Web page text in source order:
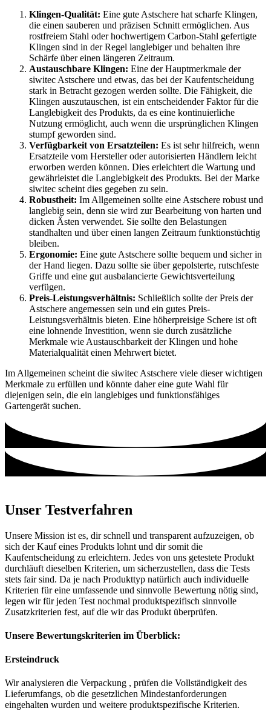
Klingen-Qualität: Eine gute Astschere hat scharfe Klingen,
die einen sauberen und präzisen Schnitt ermöglichen. Aus
rostfreiem Stahl oder hochwertigem Carbon-Stahl gefertigte
Klingen sind in der Regel langlebiger und behalten ihre
Schärfe über einen längeren Zeitraum.
Austauschbare Klingen: Eine der Hauptmerkmale der
siwitec Astschere und etwas, das bei der Kaufentscheidung
stark in Betracht gezogen werden sollte. Die Fähigkeit, die
Klingen auszutauschen, ist ein entscheidender Faktor für die
Langlebigkeit des Produkts, da es eine kontinuierliche
Nutzung ermöglicht, auch wenn die ursprünglichen Klingen
stumpf geworden sind.
Verfügbarkeit von Ersatzteilen: Es ist sehr hilfreich, wenn
Ersatzteile vom Hersteller oder autorisierten Händlern leicht
erworben werden können. Dies erleichtert die Wartung und
gewährleistet die Langlebigkeit des Produkts. Bei der Marke
siwitec scheint dies gegeben zu sein.
Robustheit: Im Allgemeinen sollte eine Astschere robust und
langlebig sein, denn sie wird zur Bearbeitung von harten und
dicken Ästen verwendet. Sie sollte den Belastungen
standhalten und über einen langen Zeitraum funktionstüchtig
bleiben.
Ergonomie: Eine gute Astschere sollte bequem und sicher in
der Hand liegen. Dazu sollte sie über gepolsterte, rutschfeste
Griffe und eine gut ausbalancierte Gewichtsverteilung
verfügen.
Preis-Leistungsverhältnis: Schließlich sollte der Preis der
Astschere angemessen sein und ein gutes Preis-
Leistungsverhältnis bieten. Eine höherpreisige Schere ist oft
eine lohnende Investition, wenn sie durch zusätzliche
Merkmale wie Austauschbarkeit der Klingen und hohe
Materialqualität einen Mehrwert bietet.
Im Allgemeinen scheint die siwitec Astschere viele dieser wichtigen
Merkmale zu erfüllen und könnte daher eine gute Wahl für
diejenigen sein, die ein langlebiges und funktionsfähiges
Gartengerät suchen.
Unser Testverfahren
Unsere Mission ist es, dir schnell und transparent aufzuzeigen, ob
sich der Kauf eines Produkts lohnt und dir somit die
Kaufentscheidung zu erleichtern. Jedes von uns getestete Produkt
durchläuft dieselben Kriterien, um sicherzustellen, dass die Tests
stets fair sind. Da je nach Produkttyp natürlich auch individuelle
Kriterien für eine umfassende und sinnvolle Bewertung nötig sind,
legen wir für jeden Test nochmal produktspezifisch sinnvolle
Zusatzkriterien fest, auf die wir das Produkt überprüfen.
Unsere Bewertungskriterien im Überblick:
Ersteindruck
Wir analysieren die Verpackung , prüfen die Vollständigkeit des
Lieferumfangs, ob die gesetzlichen Mindestanforderungen
eingehalten wurden und weitere produktspezifische Kriterien.